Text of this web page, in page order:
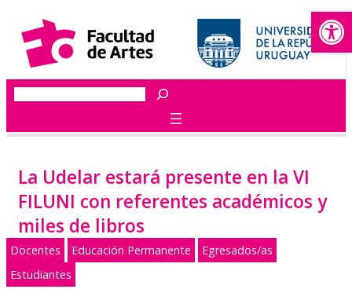
contenido
Buscar
La Udelar estará presente en la VI
FILUNI con referentes académicos y
miles de libros
Docentes Educación Permanente
Egresados/as
Estudiantes